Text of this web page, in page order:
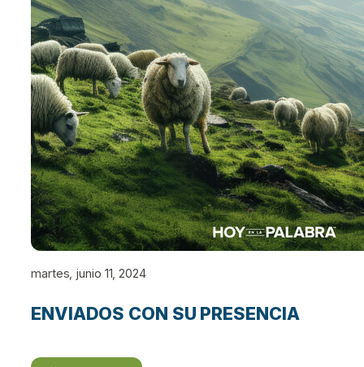
martes, junio 11, 2024
ENVIADOS CON SU PRESENCIA